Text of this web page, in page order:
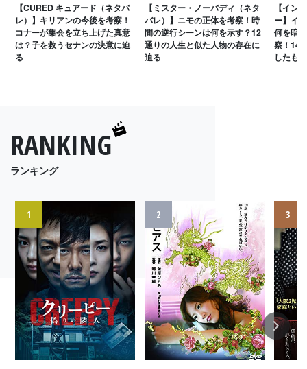
【CURED キュアード（ネタバ
レ）】キリアンの今後を考察！
コナーが集会を立ち上げた真意
は？子を救うセナンの決意に迫
る
【ミスター・ノーバディ（ネタ
バレ）】ニモの正体を考察！時
間の逆行シーンは何を示す？12
通りの人生と似た人物の存在に
迫る
【イン
ー】イ
何を暗
察！14
したも
RANKING
ランキング
1 2 3
Next